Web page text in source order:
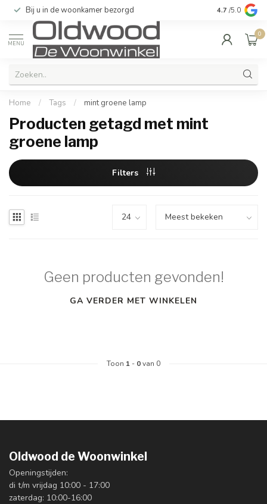
Bij u in de woonkamer bezorgd Kwaliteit &
4.7 /5.0
MENU
0
Home / Tags / mint groene lamp
Producten getagd met mint
groene lamp
Filters
Geen producten gevonden!
GA VERDER MET WINKELEN
Toon 1 - 0van 0
Oldwood de Woonwinkel
Openingstijden:
di t/m vrijdag 10:00 - 17:00
zaterdag: 10:00-16:00